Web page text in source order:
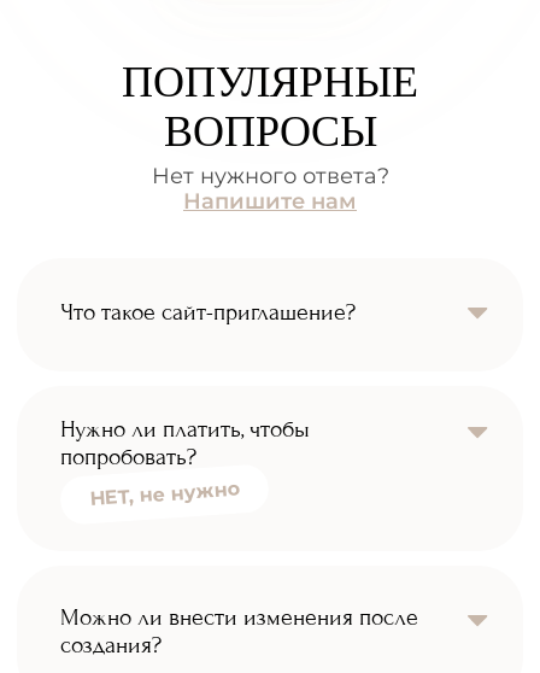
ПОПУЛЯРНЫЕ
ВОПРОСЫ
Нет нужного ответа?
Напишите нам
Что такое сайт-приглашение?
Нужно ли платить, чтобы
попробовать?
НЕТ, не нужно
Можно ли внести изменения после
создания?